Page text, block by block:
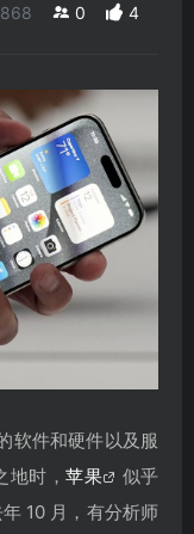
868 0 4
软件和硬件以及服
地时，苹果
似乎
10 月，有分析师